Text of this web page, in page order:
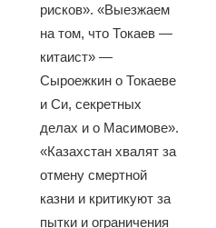
рисков». «Выезжаем
на том, что Токаев —
китаист» —
Сыроежкин о Токаеве
и Си, секретных
делах и о Масимове».
«Казахстан хвалят за
отмену смертной
казни и критикуют за
пытки и ограничения